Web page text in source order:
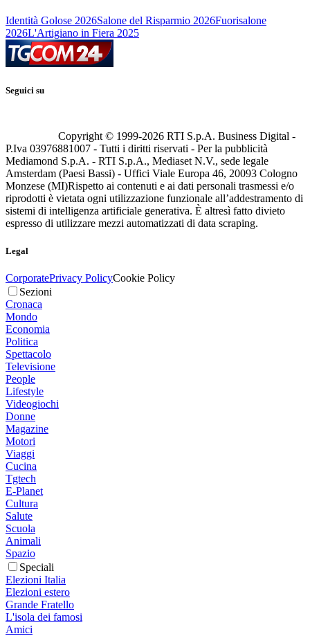
Identità Golose 2026Salone del Risparmio 2026Fuorisalone
2026L'Artigiano in Fiera 2025
Seguici su
Copyright © 1999-2026 RTI S.p.A. Business Digital -
P.Iva 03976881007 - Tutti i diritti riservati - Per la pubblicità
Mediamond S.p.A. - RTI S.p.A., Mediaset N.V., sede legale
Amsterdam (Paesi Bassi) - Uffici Viale Europa 46, 20093 Cologno
Monzese (MI)Rispetto ai contenuti e ai dati personali trasmessi e/o
riprodotti è vietata ogni utilizzazione funzionale all’addestramento di
sistemi di intelligenza artificiale generativa. È altresì fatto divieto
espresso di utilizzare mezzi automatizzati di data scraping.
Legal
CorporatePrivacy PolicyCookie Policy
Sezioni
Cronaca
Mondo
Economia
Politica
Spettacolo
Televisione
People
Lifestyle
Videogiochi
Donne
Magazine
Motori
Viaggi
Cucina
Tgtech
E-Planet
Cultura
Salute
Scuola
Animali
Spazio
Speciali
Elezioni Italia
Elezioni estero
Grande Fratello
L'isola dei famosi
Amici